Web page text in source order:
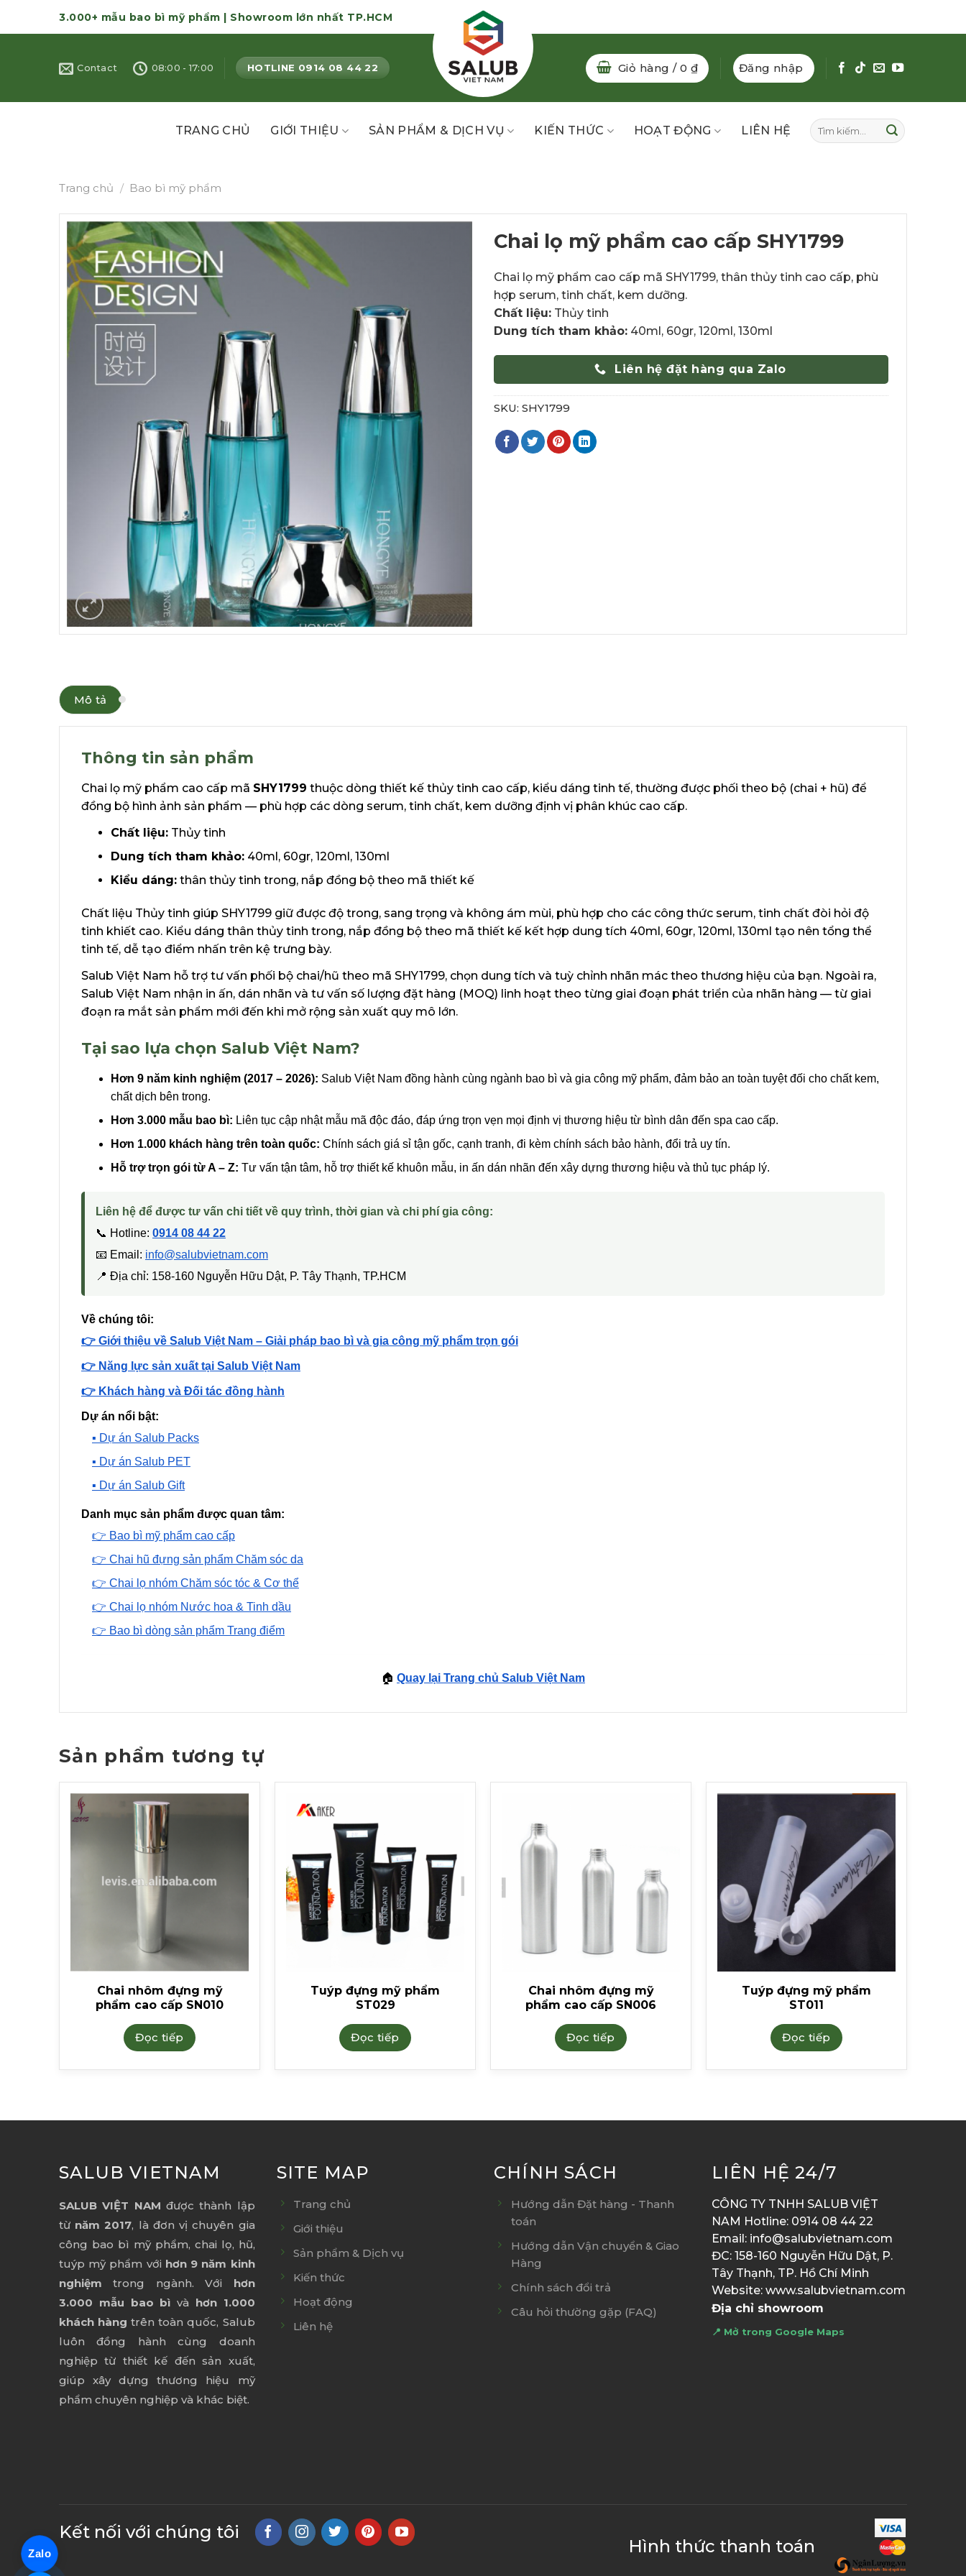
3.000+ mẫu bao bì mỹ phẩm | Showroom lớn nhất TP.HCM
Contact 08:00 - 17:00 HOTLINE 0914 08 44 22 Giỏ hàng / 0 ₫ Đăng nhập
TRANG CHỦ GIỚI THIỆU SẢN PHẨM & DỊCH VỤ KIẾN THỨC HOẠT ĐỘNG LIÊN HỆ
Tìm
kiếm:
Trang chủ / Bao bì mỹ phẩm
Chai lọ mỹ phẩm cao cấp SHY1799
Chai lọ mỹ phẩm cao cấp mã SHY1799, thân thủy tinh cao cấp, phù
hợp serum, tinh chất, kem dưỡng.
Chất liệu: Thủy tinh
Dung tích tham khảo: 40ml, 60gr, 120ml, 130ml
Liên hệ đặt hàng qua Zalo
SKU: SHY1799
Mô tả
Thông tin sản phẩm
Chai lọ mỹ phẩm cao cấp mã SHY1799 thuộc dòng thiết kế thủy tinh cao cấp, kiểu dáng tinh tế, thường được phối theo bộ (chai + hũ) để
đồng bộ hình ảnh sản phẩm — phù hợp các dòng serum, tinh chất, kem dưỡng định vị phân khúc cao cấp.
Chất liệu:Thủy tinh
Dung tích tham khảo:40ml, 60gr, 120ml, 130ml
Kiểu dáng:thân thủy tinh trong, nắp đồng bộ theo mã thiết kế
Chất liệu Thủy tinh giúp SHY1799 giữ được độ trong, sang trọng và không ám mùi, phù hợp cho các công thức serum, tinh chất đòi hỏi độ
tinh khiết cao. Kiểu dáng thân thủy tinh trong, nắp đồng bộ theo mã thiết kế kết hợp dung tích 40ml, 60gr, 120ml, 130ml tạo nên tổng thể
tinh tế, dễ tạo điểm nhấn trên kệ trưng bày.
Salub Việt Nam hỗ trợ tư vấn phối bộ chai/hũ theo mã SHY1799, chọn dung tích và tuỳ chỉnh nhãn mác theo thương hiệu của bạn. Ngoài ra,
Salub Việt Nam nhận in ấn, dán nhãn và tư vấn số lượng đặt hàng (MOQ) linh hoạt theo từng giai đoạn phát triển của nhãn hàng — từ giai
đoạn ra mắt sản phẩm mới đến khi mở rộng sản xuất quy mô lớn.
Tại sao lựa chọn Salub Việt Nam?
Hơn 9 năm kinh nghiệm (2017 – 2026): Salub Việt Nam đồng hành cùng ngành bao bì và gia công mỹ phẩm, đảm bảo an toàn tuyệt đối cho chất kem,
chất dịch bên trong.
Hơn 3.000 mẫu bao bì: Liên tục cập nhật mẫu mã độc đáo, đáp ứng trọn vẹn mọi định vị thương hiệu từ bình dân đến spa cao cấp.
Hơn 1.000 khách hàng trên toàn quốc: Chính sách giá sỉ tận gốc, cạnh tranh, đi kèm chính sách bảo hành, đổi trả uy tín.
Hỗ trợ trọn gói từ A – Z: Tư vấn tận tâm, hỗ trợ thiết kế khuôn mẫu, in ấn dán nhãn đến xây dựng thương hiệu và thủ tục pháp lý.
Liên hệ để được tư vấn chi tiết về quy trình, thời gian và chi phí gia công:
📞 Hotline: 0914 08 44 22
📧 Email: info@salubvietnam.com
📍 Địa chỉ: 158-160 Nguyễn Hữu Dật, P. Tây Thạnh, TP.HCM
Về chúng tôi:
👉 Giới thiệu về Salub Việt Nam – Giải pháp bao bì và gia công mỹ phẩm trọn gói
👉 Năng lực sản xuất tại Salub Việt Nam
👉 Khách hàng và Đối tác đồng hành
Dự án nổi bật:
▪️ Dự án Salub Packs
▪️ Dự án Salub PET
▪️ Dự án Salub Gift
Danh mục sản phẩm được quan tâm:
👉 Bao bì mỹ phẩm cao cấp
👉 Chai hũ đựng sản phẩm Chăm sóc da
👉 Chai lọ nhóm Chăm sóc tóc & Cơ thể
👉 Chai lọ nhóm Nước hoa & Tinh dầu
👉 Bao bì dòng sản phẩm Trang điểm
🏠 Quay lại Trang chủ Salub Việt Nam
Sản phẩm tương tự
Chai nhôm đựng mỹ
phẩm cao cấp SN010
Đọc tiếp
Tuýp đựng mỹ phẩm
ST029
Đọc tiếp
Chai nhôm đựng mỹ
phẩm cao cấp SN006
Đọc tiếp
Tuýp đựng mỹ phẩm
ST011
Đọc tiếp
SALUB VIETNAM
SALUB VIỆT NAM được thành lập
từ năm 2017, là đơn vị chuyên gia
công bao bì mỹ phẩm, chai lọ, hũ,
tuýp mỹ phẩm với hơn 9 năm kinh
nghiệm trong ngành. Với hơn
3.000 mẫu bao bì và hơn 1.000
khách hàng trên toàn quốc, Salub
luôn đồng hành cùng doanh
nghiệp từ thiết kế đến sản xuất,
giúp xây dựng thương hiệu mỹ
phẩm chuyên nghiệp và khác biệt.
SITE MAP
Trang chủ
Giới thiệu
Sản phẩm & Dịch vụ
Kiến thức
Hoạt động
Liên hệ
CHÍNH SÁCH
Hướng dẫn Đặt hàng - Thanh
toán
Hướng dẫn Vận chuyển & Giao
Hàng
Chính sách đổi trả
Câu hỏi thường gặp (FAQ)
LIÊN HỆ 24/7
CÔNG TY TNHH SALUB VIỆT
NAM Hotline: 0914 08 44 22
Email: info@salubvietnam.com
ĐC: 158-160 Nguyễn Hữu Dật, P.
Tây Thạnh, TP. Hồ Chí Minh
Website: www.salubvietnam.com
Địa chỉ showroom
📍 Mở trong Google Maps
Kết nối với chúng tôi
Hình thức thanh toán
Zalo